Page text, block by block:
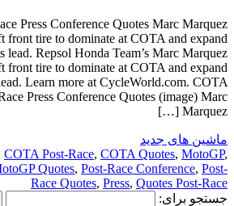
Press Conference Quotes Marc Marquez
front tire to dominate at COTA and expand
lead. Repsol Honda Team’s Marc Marquez
front tire to dominate at COTA and expand
Learn more at CycleWorld.com. COTA
Press Conference Quotes (image) Marc
Marquez […]
ماشین های جدید
COTA Post-Race, COTA Quotes, MotoGP,
Quotes, Post-Race Conference, Post-
Race Quotes, Press, Quotes Post-Race
جستجو برای: